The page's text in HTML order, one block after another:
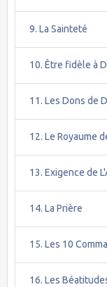
9. La Sainteté
10. Être fidèle à
11. Les Dons de
12. Le Royaume
13. Exigence de
14. La Prière
15. Les 10
16. Les